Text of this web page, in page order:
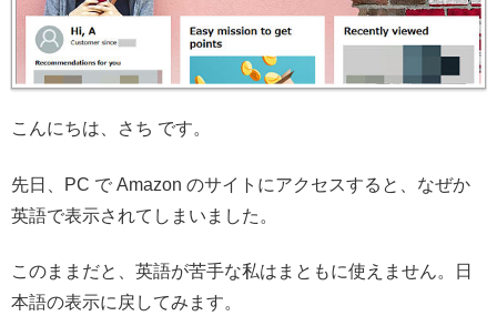
こんにちは、さち です。
先日、PC で Amazon のサイトにアクセスすると、なぜか
英語で表示されてしまいました。
このままだと、英語が苦手な私はまともに使えません。日
本語の表示に戻してみます。